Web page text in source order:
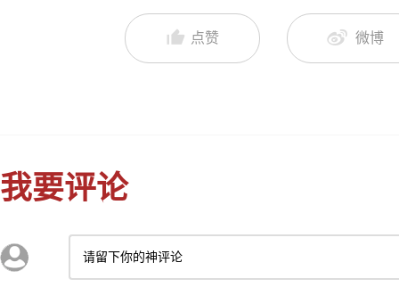
点赞 微博
我要评论
请留下你的神评论